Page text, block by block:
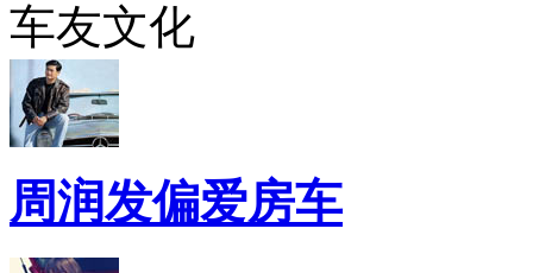
车友文化
周润发偏爱房车